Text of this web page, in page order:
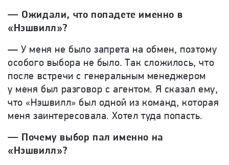
— Ожидали, что попадете именно в
«Нэшвилл»?
— У меня не было запрета на обмен, поэтому
особого выбора не было. Так сложилось, что
после встречи с генеральным менеджером
у меня был разговор с агентом. Я сказал ему,
что «Нэшвилл» был одной из команд, которая
меня заинтересовала. Хотел туда попасть.
— Почему выбор пал именно на
«Нэшвилл»?